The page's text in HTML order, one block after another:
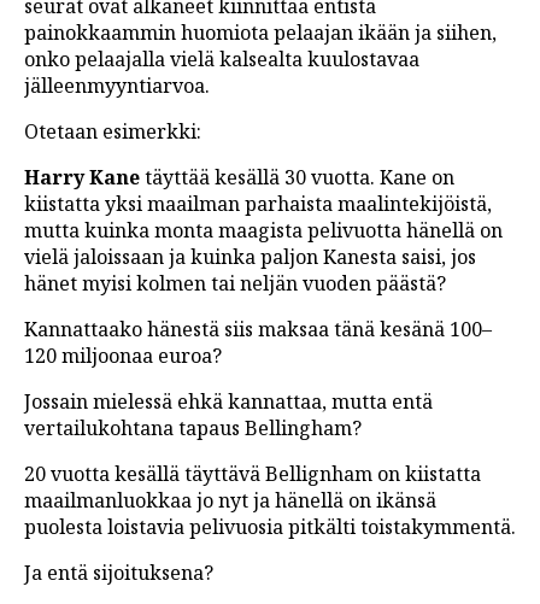
seurat ovat alkaneet kiinnittää entistä
painokkaammin huomiota pelaajan ikään ja siihen,
onko pelaajalla vielä kalsealta kuulostavaa
jälleenmyyntiarvoa.
Otetaan esimerkki:
Harry Kanetäyttää kesällä 30 vuotta. Kane on
kiistatta yksi maailman parhaista maalintekijöistä,
mutta kuinka monta maagista pelivuotta hänellä on
vielä jaloissaan ja kuinka paljon Kanesta saisi, jos
hänet myisi kolmen tai neljän vuoden päästä?
Kannattaako hänestä siis maksaa tänä kesänä 100–
120 miljoonaa euroa?
Jossain mielessä ehkä kannattaa, mutta entä
vertailukohtana tapaus Bellingham?
20 vuotta kesällä täyttävä Bellignham on kiistatta
maailmanluokkaa jo nyt ja hänellä on ikänsä
puolesta loistavia pelivuosia pitkälti toistakymmentä.
Ja entä sijoituksena?